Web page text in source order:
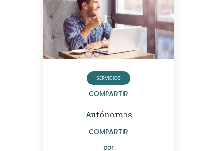
SERVICIOS
COMPARTIR
Autónomos
COMPARTIR
por